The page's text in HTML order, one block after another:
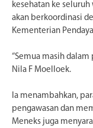
kesehatan ke
akan berkoordinasi
Kementerian
“Semua masih dalam
Nila F Moelloek.
Ia menambahkan,
pengawasan dan
Meneks juga